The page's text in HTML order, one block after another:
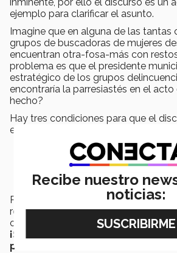
inminente, por ello el discurso es un
ejemplo para clarificar el asunto.
Imagine que en alguna de las tantas
grupos de buscadoras de mujeres
encuentran otra-fosa-más con
problema es que el presidente
estratégico de los grupos
encontraría la parresiastés en el acto
hecho?
Hay tres condiciones para que el
expresa sea considerado como
Quien habla expresa lo que
Quien habla cree estar diciendo
Quien habla asume un riesgo
hablar.
Piense en todas las madres
recibido amenazas por grupos de la
organizada, y a pesar de ello siguen
¡Sus reclamos son parresía en
profundo del término!
Recibe nuestro
noticias: